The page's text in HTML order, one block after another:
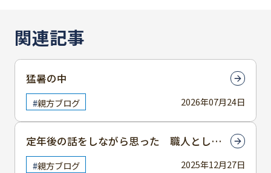
関連記事
2026年07月24日
猛暑の中
親方ブログ
2025年12月27日
定年後の話をしながら思った 職人として
のこれから
親方ブログ